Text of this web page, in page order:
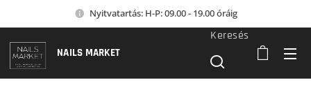
Nyitvatartás: H-P: 09.00 - 19.00 óráig
NAILS MARKET
Keresés